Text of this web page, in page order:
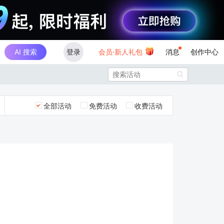
AI 搜索 登录 会员·新人礼包 消息 创作中心

全部活动 免费活动 收费活动